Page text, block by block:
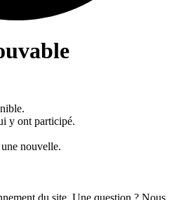
y ont participé.
nouvelle.